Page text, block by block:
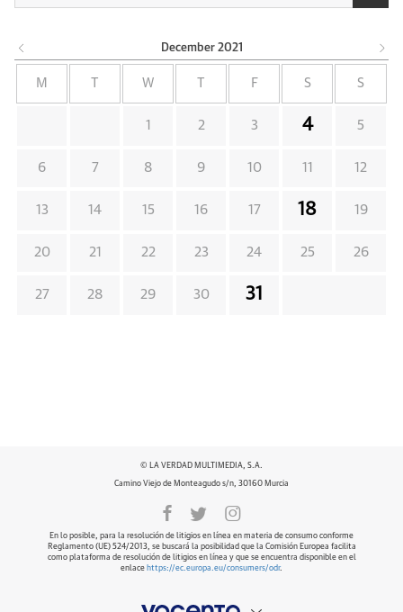
December 2021
M W F S S
1 2 3 4 5
6 7 8 9 10 11 12
13 14 15 16 17 18 19
20 21 22 23 24 25 26
27 28 29 30 31
© LA VERDAD MULTIMEDIA, S.A.
Camino Viejo de Monteagudo s/n, 30160 Murcia
En lo posible, para la resolución de litigios en línea en materia de consumo conforme
Reglamento (UE) 524/2013, se buscará la posibilidad que la Comisión Europea facilita
como plataforma de resolución de litigios en línea y que se encuentra disponible en el
enlace https://ec.europa.eu/consumers/odr.